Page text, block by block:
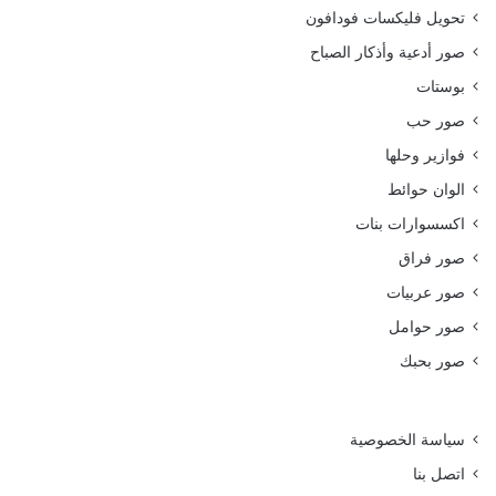
تحويل فليكسات فودافون
صور أدعية وأذكار الصباح
بوستات
صور حب
فوازير وحلها
الوان حوائط
اكسسوارات بنات
صور فراق
صور عربيات
صور حوامل
صور بحبك
سياسة الخصوصية
اتصل بنا